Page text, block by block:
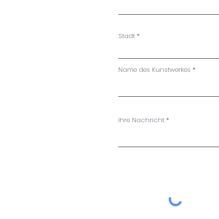
Stadt
Name des Kunstwerkes
Ihre Nachricht